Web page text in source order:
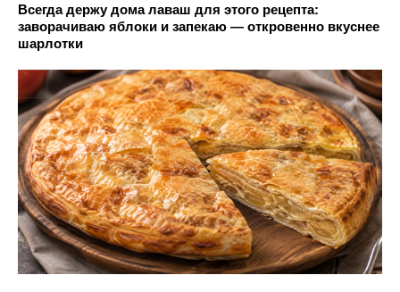
Всегда держу дома лаваш для этого рецепта:
заворачиваю яблоки и запекаю — откровенно вкуснее
шарлотки